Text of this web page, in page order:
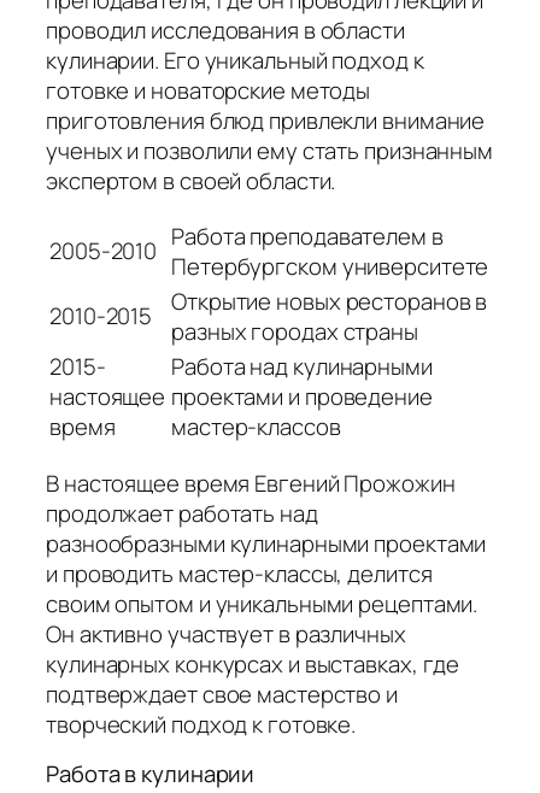
проводил исследования в области
кулинарии. Его уникальный подход к
готовке и новаторские методы
приготовления блюд привлекли внимание
ученых и позволили ему стать признанным
экспертом в своей области.
2005-2010 Работа преподавателем в
Петербургском университете
2010-2015
Открытие новых ресторанов в
разных городах страны
2015-
настоящее
время
Работа над кулинарными
проектами и проведение
мастер-классов
В настоящее время Евгений Прожожин
продолжает работать над
разнообразными кулинарными проектами
и проводить мастер-классы, делится
своим опытом и уникальными рецептами.
Он активно участвует в различных
кулинарных конкурсах и выставках, где
подтверждает свое мастерство и
творческий подход к готовке.
Работа в кулинарии